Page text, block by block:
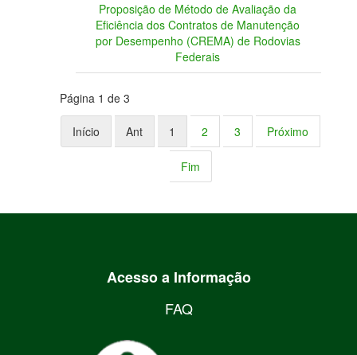
Proposição de Método de Avaliação da
Eficiência dos Contratos de Manutenção
por Desempenho (CREMA) de Rodovias
Federais
Página 1 de 3
Início Ant 1 2 3 Próximo
Fim
Acesso a Informação
FAQ